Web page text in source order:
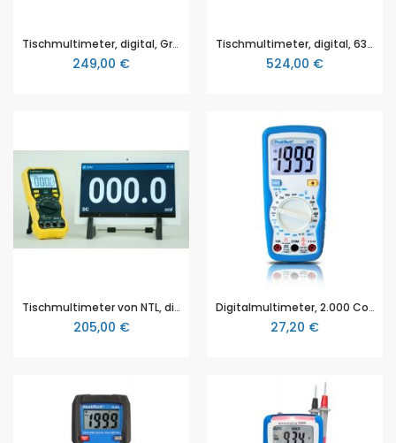
Tischmultimeter, digital, Grafisches Tischmultimeter, 55.000 Counts, mit RS 232 Schnittstelle (P 4094)
249,00 €
Tischmultimeter, digital, 63.000 Counts , mit Datenlogger, RS-232, LAN, Bluetooth & USB Schnittstelle (P 4075)
524,00 €
Tischmultimeter von NTL, digital, für die Lehrerdemo, mit hochwertigem Tablet
205,00 €
Digitalmultimeter, 2.000 Counts, 600V AC/DC, 10A DC, preiswertes Digitalmultimeter mit 27 mm - Großanzeige (P 1035)
27,20 €